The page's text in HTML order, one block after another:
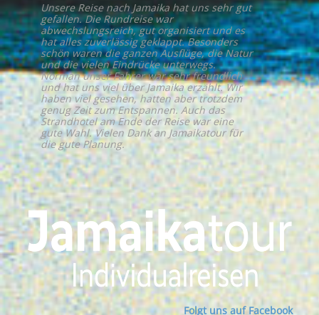
Unsere Reise nach Jamaika hat uns sehr gut
gefallen. Die Rundreise war
abwechslungsreich, gut organisiert und es
hat alles zuverlässig geklappt. Besonders
schön waren die ganzen Ausflüge, die Natur
und die vielen Eindrücke unterwegs.
Norman unser Fahrer war sehr freundlich
und hat uns viel über Jamaika erzählt. Wir
haben viel gesehen, hatten aber trotzdem
genug Zeit zum Entspannen. Auch das
Strandhotel am Ende der Reise war eine
gute Wahl. Vielen Dank an Jamaikatour für
die gute Planung.
Folgt uns auf Facebook